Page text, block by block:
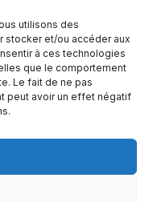
utilisons des
et/ou accéder aux
à ces technologies
que le comportement
Le fait de ne pas
peut avoir un effet négatif
aux nouvelles
Fondé par
de l’innovation,
avec une approche